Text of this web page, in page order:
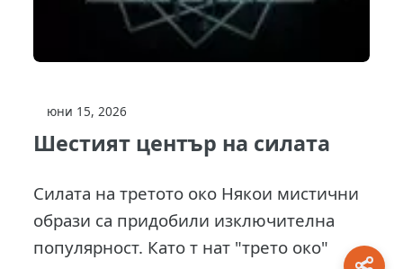
юни 15, 2026
Шестият център на силата
Силата на третото око Някои мистични
образи са придобили изключителна
популярност. Като т нат "трето око"